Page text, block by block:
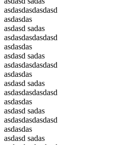
asdasdasdasdasd
asdasdas
asdasd sadas
asdasdasdasdasd
asdasdas
asdasd sadas
asdasdasdasdasd
asdasdas
asdasd sadas
asdasdasdasdasd
asdasdas
asdasd sadas
asdasdasdasdasd
asdasdas
asdasd sadas